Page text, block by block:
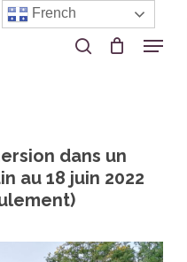
search Menu
dans un
au 18 juin 2022
Close
French